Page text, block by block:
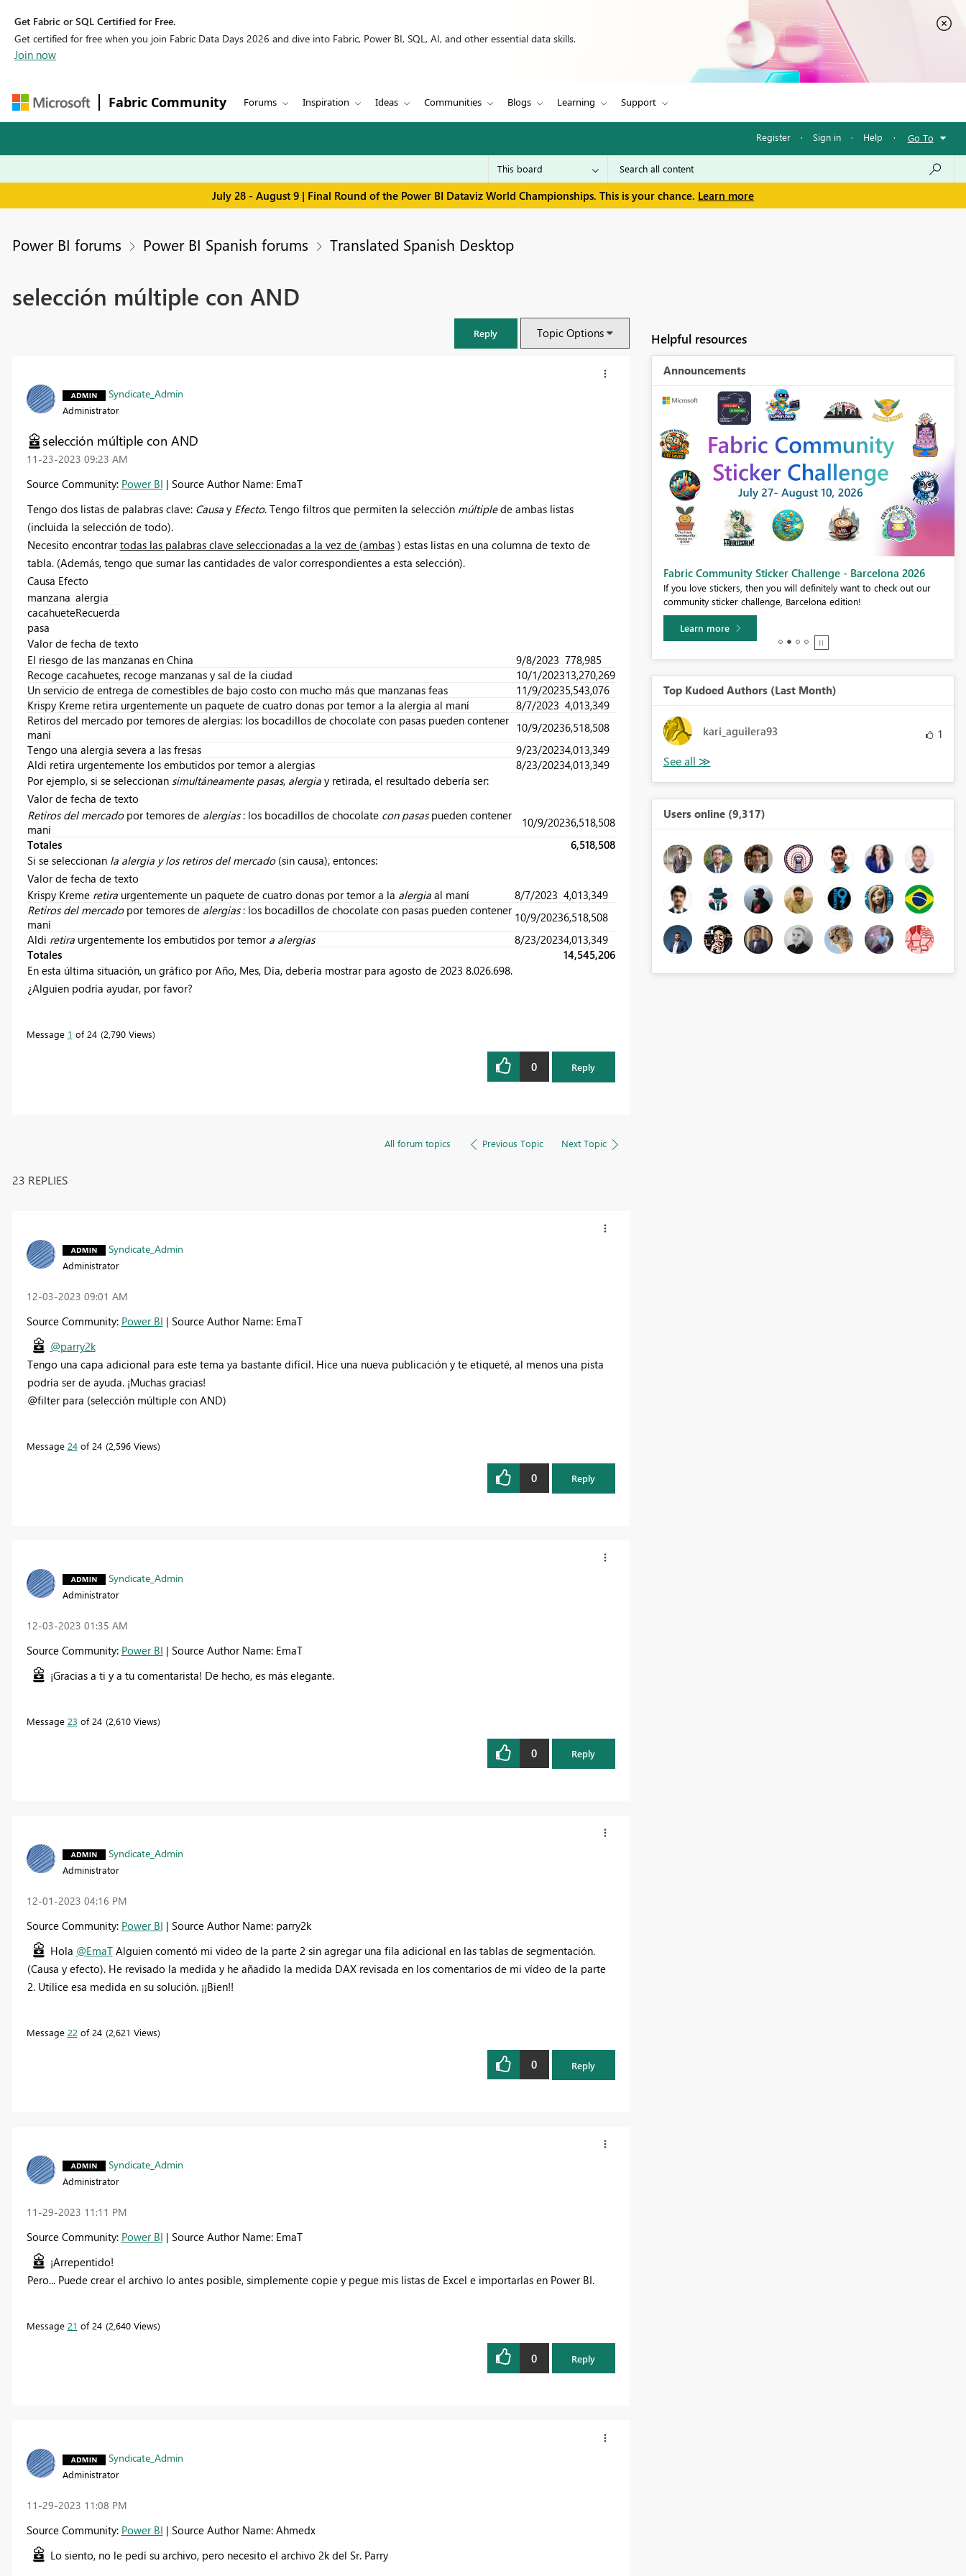
Get Fabric or SQL Certified for Free.
Get certified for free when you join Fabric Data Days 2026 and dive into Fabric, Power BI, SQL, AI, and other essential data skills.
Join now
Fabric Community Forums Inspiration Ideas Communities Blogs Learning Support
Register · Sign in · Help · Go To
July 28 - August 9 | Final Round of the Power BI Dataviz World Championships. This is your chance. Learn more
Power BI forums Power BI Spanish forums Translated Spanish Desktop
selección múltiple con AND
Reply Topic Options
Syndicate_Admin
Administrator
selección múltiple con AND
‎11-23-2023 09:23 AM
Source Community: Power BI | Source Author Name: EmaT
Tengo dos listas de palabras clave: Causa y Efecto. Tengo filtros que permiten la selección múltiplede ambas listas
(incluida la selección de todo).
Necesito encontrartodas las palabras clave seleccionadas a la vez de (ambas) estas listas en una columna de texto de
tabla. (Además, tengo que sumar las cantidades de valor correspondientes a esta selección).
Causa Efecto
manzana alergia
cacahueteRecuerda
pasa
Valor de fecha de texto
El riesgo de las manzanas en China
9/8/2023 778,985
Recoge cacahuetes, recoge manzanas y sal de la ciudad
10/1/202313,270,269
Un servicio de entrega de comestibles de bajo costo con mucho más que manzanas feas
11/9/20235,543,076
Krispy Kreme retira urgentemente un paquete de cuatro donas por temor a la alergia al maní
8/7/2023 4,013,349
Retiros del mercado por temores de alergias: los bocadillos de chocolate con pasas pueden contener
maní
10/9/20236,518,508
Tengo una alergia severa a las fresas
9/23/20234,013,349
Aldi retira urgentemente los embutidos por temor a alergias
8/23/20234,013,349
Por ejemplo, si se seleccionan simultáneamente pasas, alergiay retirada, el resultado debería ser:
Valor de fecha de texto
Retiros del mercadopor temores de alergias: los bocadillos de chocolate con pasaspueden contener
maní
10/9/20236,518,508
Totales
6,518,508
Si se seleccionan la alergia y los retiros del mercado(sin causa), entonces:
Valor de fecha de texto
Krispy Kreme retiraurgentemente un paquete de cuatro donas por temor a la alergiaal maní 8/7/2023 4,013,349
Retiros del mercadopor temores de alergias: los bocadillos de chocolate con pasas pueden contener
maní
10/9/20236,518,508
Aldi retiraurgentemente los embutidos por temor a alergias 8/23/20234,013,349
Totales
14,545,206
En esta última situación, un gráfico por Año, Mes, Día, debería mostrar para agosto de 2023 8.026.698.
¿Alguien podría ayudar, por favor?
Message 1 of 24 2,790 Views
0 Reply
All forum topics Previous Topic Next Topic
23 REPLIES
Syndicate_Admin
Administrator
‎12-03-2023 09:01 AM
Source Community: Power BI | Source Author Name: EmaT
@parry2k
Tengo una capa adicional para este tema ya bastante difícil. Hice una nueva publicación y te etiqueté, al menos una pista
podría ser de ayuda. ¡Muchas gracias!
@filter para (selección múltiple con AND)
Message 24of 24 2,596 Views
0 Reply
Syndicate_Admin
Administrator
‎12-03-2023 01:35 AM
Source Community: Power BI | Source Author Name: EmaT
¡Gracias a ti y a tu comentarista! De hecho, es más elegante.
Message 23 of 24 2,610 Views
0 Reply
Syndicate_Admin
Administrator
‎12-01-2023 04:16 PM
Source Community: Power BI | Source Author Name: parry2k
Hola @EmaTAlguien comentó mi video de la parte 2 sin agregar una fila adicional en las tablas de segmentación.
(Causa y efecto). He revisado la medida y he añadido la medida DAX revisada en los comentarios de mi vídeo de la parte
2. Utilice esa medida en su solución. ¡¡Bien!!
Message 22 of 24 2,621 Views
0 Reply
Syndicate_Admin
Administrator
‎11-29-2023 11:11 PM
Source Community: Power BI | Source Author Name: EmaT
¡Arrepentido!
Pero... Puede crear el archivo lo antes posible, simplemente copie y pegue mis listas de Excel e importarlas en Power BI.
Message 21 of 24 2,640 Views
0 Reply
Syndicate_Admin
Administrator
‎11-29-2023 11:08 PM
Source Community: Power BI | Source Author Name: Ahmedx
Lo siento, no le pedí su archivo, pero necesito el archivo 2k del Sr. Parry
Helpful resources
Announcements
Fabric Community Sticker Challenge - Barcelona 2026
If you love stickers, then you will definitely want to check out our
community sticker challenge, Barcelona edition!
Learn more
Top Kudoed Authors (Last Month)
kari_aguilera93 1
Users online (9,317)